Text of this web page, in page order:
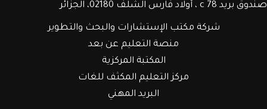
صندوق بريد c 78 ، أولاد فارس الشلف 02180، الجزائر
شركة مكتب الإستشارات والبحث والتطوير
منصة التعليم عن بعد
المكتبة المركزية
مركز التعليم المكثف للغات
البريد المهني